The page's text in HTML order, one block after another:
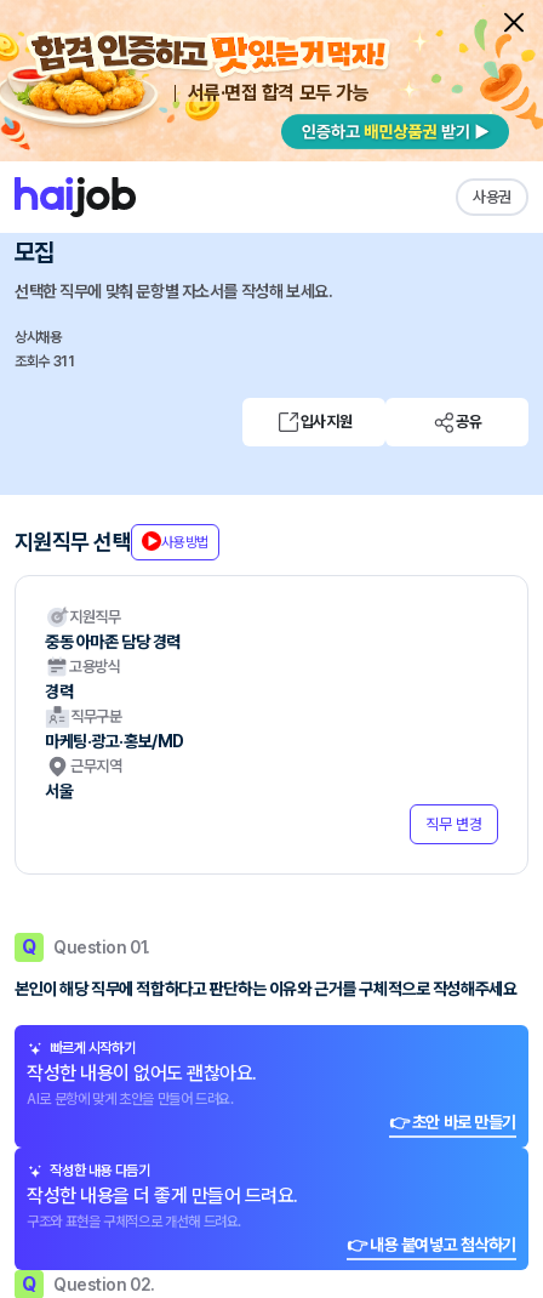
서류·면접 합격 모두 가능
사용권
채용공고 자소서 자유항목 자소서 내 작성목록
에이피알 즐겨찾기
[마케팅] 중동 아마존 담당 채용연계형 인턴 및 경력사원
모집
선택한 직무에 맞춰 문항별 자소서를 작성해 보세요.
상시채용
조회수 311
입사지원 공유
지원직무 선택 사용방법
지원직무
중동 아마존 담당 경력
고용방식
경력
직무구분
마케팅·광고·홍보/MD
근무지역
서울
직무 변경
Q Question 01.
본인이 해당 직무에 적합하다고 판단하는 이유와 근거를 구체적으로 작성해주세요
빠르게 시작하기
작성한 내용이 없어도 괜찮아요.
AI로 문항에 맞게 초안을 만들어 드려요.
👉 초안 바로 만들기
작성한 내용 다듬기
작성한 내용을 더 좋게 만들어 드려요.
구조와 표현을 구체적으로 개선해 드려요.
👉 내용 붙여넣고 첨삭하기
Q Question 02.